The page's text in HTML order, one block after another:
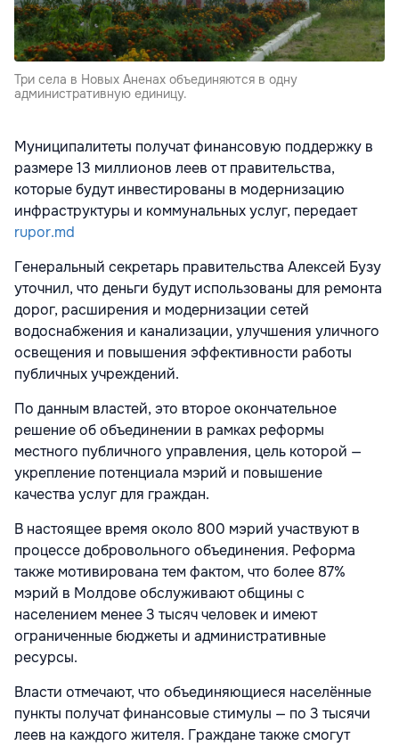
Три села в Новых Аненах объединяются в одну
административную единицу.
Муниципалитеты получат финансовую поддержку в
размере 13 миллионов леев от правительства,
которые будут инвестированы в модернизацию
инфраструктуры и коммунальных услуг, передает
rupor.md
Генеральный секретарь правительства Алексей Бузу
уточнил, что деньги будут использованы для ремонта
дорог, расширения и модернизации сетей
водоснабжения и канализации, улучшения уличного
освещения и повышения эффективности работы
публичных учреждений.
По данным властей, это второе окончательное
решение об объединении в рамках реформы
местного публичного управления, цель которой —
укрепление потенциала мэрий и повышение
качества услуг для граждан.
В настоящее время около 800 мэрий участвуют в
процессе добровольного объединения. Реформа
также мотивирована тем фактом, что более 87%
мэрий в Молдове обслуживают общины с
населением менее 3 тысяч человек и имеют
ограниченные бюджеты и административные
ресурсы.
Власти отмечают, что объединяющиеся населённые
пункты получат финансовые стимулы — по 3 тысячи
леев на каждого жителя. Граждане также смогут